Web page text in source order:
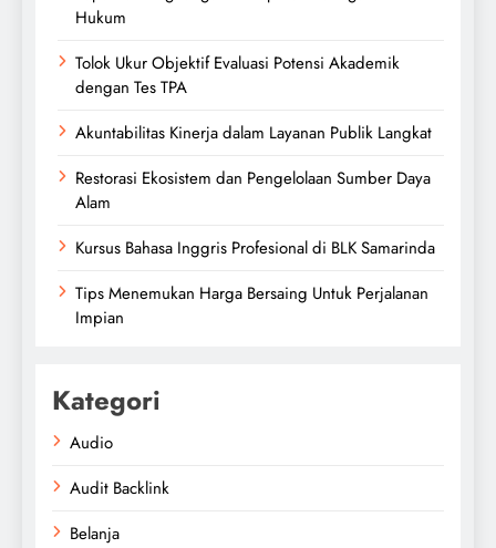
Hukum
Tolok Ukur Objektif Evaluasi Potensi Akademik
dengan Tes TPA
Akuntabilitas Kinerja dalam Layanan Publik Langkat
Restorasi Ekosistem dan Pengelolaan Sumber Daya
Alam
Kursus Bahasa Inggris Profesional di BLK Samarinda
Tips Menemukan Harga Bersaing Untuk Perjalanan
Impian
Kategori
Audio
Audit Backlink
Belanja